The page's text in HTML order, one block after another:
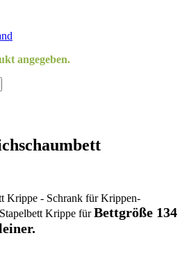
angegeben.
Krippe - Schrank für Krippen-
Krippe fürBettgröße 134